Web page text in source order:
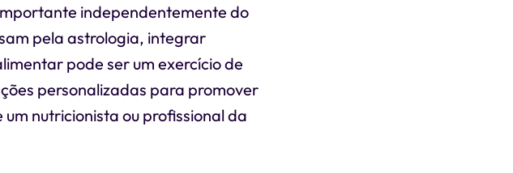
independentemente do
pela astrologia, integrar
pode ser um exercício de
personalizadas para promover
nutricionista ou profissional da